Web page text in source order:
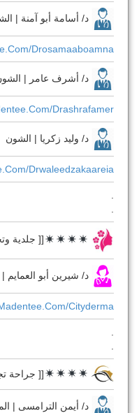
د/ أسامة أبو آمنة |
drosamaaboamna
د/ أشرف عامر |
drashrafamer
د/ وليد زكريا | الشون
drwaleedzakaareia
.
.
[[ جلدية
د/ شيرين أبو العمايم
cityderma
[[ جراحة
د/ أيمن الترامسى |